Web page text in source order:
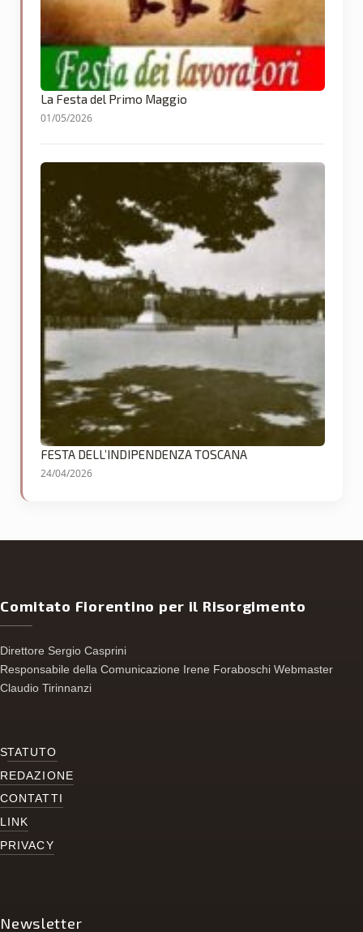
La Festa del Primo Maggio
01/05/2026
FESTA DELL’INDIPENDENZA TOSCANA
24/04/2026
Comitato Fiorentino per il Risorgimento
Direttore Sergio Casprini
Responsabile della Comunicazione Irene Foraboschi Webmaster
Claudio Tirinnanzi
STATUTO
REDAZIONE
CONTATTI
LINK
PRIVACY
Newsletter